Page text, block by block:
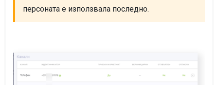
персоната е използвала последно.